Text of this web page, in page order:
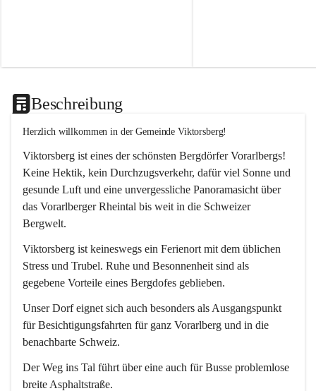
Beschreibung
Herzlich willkommen in der Gemeinde Viktorsberg!
Viktorsberg ist eines der schönsten Bergdörfer Vorarlbergs!
Keine Hektik, kein Durchzugsverkehr, dafür viel Sonne und
gesunde Luft und eine unvergessliche Panoramasicht über
das Vorarlberger Rheintal bis weit in die Schweizer
Bergwelt.
Viktorsberg ist keineswegs ein Ferienort mit dem üblichen
Stress und Trubel. Ruhe und Besonnenheit sind als
gegebene Vorteile eines Bergdofes geblieben.
Unser Dorf eignet sich auch besonders als Ausgangspunkt
für Besichtigungsfahrten für ganz Vorarlberg und in die
benachbarte Schweiz.
Der Weg ins Tal führt über eine auch für Busse problemlose
breite Asphaltstraße.